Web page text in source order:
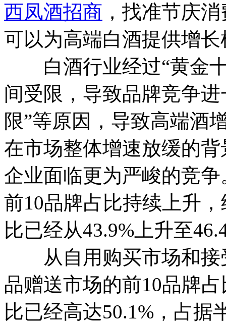
西凤酒招商 ，找准节庆
可以为高端白酒提供增长
白酒行业经过“黄金十
间受限，导致品牌竞争
限”等原因，导致高端酒
在市场整体增速放缓的
企业面临更为严峻的竞
前10品牌占比持续上升
比已经从43.9%上升至
从自用购买市场和接
品赠送市场的前10品牌
比已经高达50.1%，占